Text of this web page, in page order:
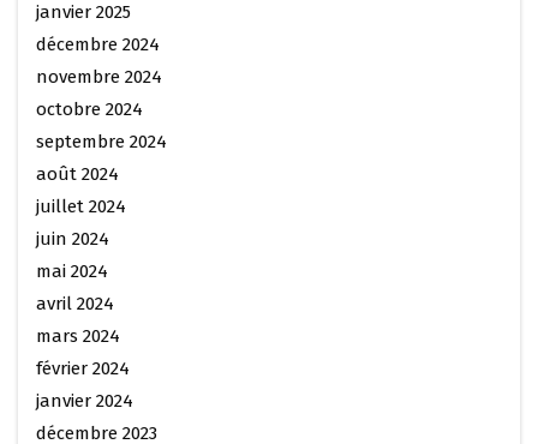
janvier 2025
décembre 2024
novembre 2024
octobre 2024
septembre 2024
août 2024
juillet 2024
juin 2024
mai 2024
avril 2024
mars 2024
février 2024
janvier 2024
décembre 2023